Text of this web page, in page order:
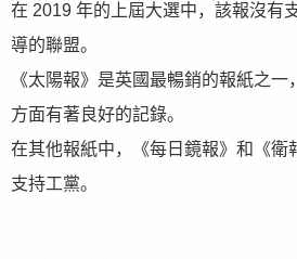
在 2019 年的上屆大選中，該報沒有
導的聯盟。
《太陽報》是英國最暢銷的報紙之
方面有著良好的記錄。
在其他報紙中，《每日鏡報》和《
支持工黨。